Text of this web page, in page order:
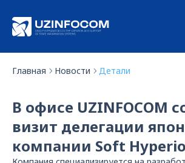
Главная Новости Детали
В офисе UZINFOCOM
визит делегации
компании Soft